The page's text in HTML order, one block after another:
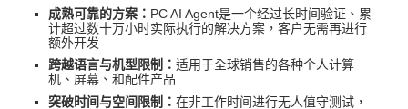
成熟可靠的方案： PC AI Agent是一个经过长时间验证、累
计超过数十万小时实际执行的解决方案，客户无需再进行
额外开发
跨越语言与机型限制：适用于全球销售的各种个人计算
机、屏幕、和配件产品
突破时间与空间限制：在非工作时间进行无人值守测试，